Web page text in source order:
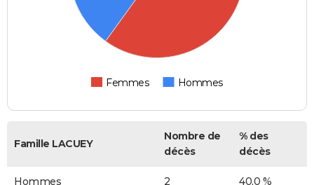
Femmes Hommes
Famille LACUEY
Nombre de
décès
% des
décès
Hommes 2 40,0 %